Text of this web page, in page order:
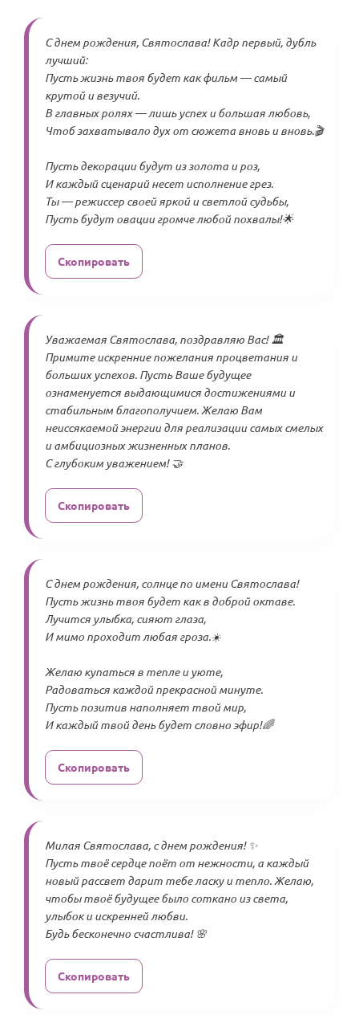
С днем рождения, Святослава! Кадр первый, дубль
лучший:
Пусть жизнь твоя будет как фильм — самый
крутой и везучий.
В главных ролях — лишь успех и большая любовь,
Чтоб захватывало дух от сюжета вновь и вновь.🎬
Пусть декорации будут из золота и роз,
И каждый сценарий несет исполнение грез.
Ты — режиссер своей яркой и светлой судьбы,
Пусть будут овации громче любой похвалы!🌟
Скопировать
Уважаемая Святослава, поздравляю Вас! 🏛️
Примите искренние пожелания процветания и
больших успехов. Пусть Ваше будущее
ознаменуется выдающимися достижениями и
стабильным благополучием. Желаю Вам
неиссякаемой энергии для реализации самых смелых
и амбициозных жизненных планов.
С глубоким уважением! 🤝
Скопировать
С днем рождения, солнце по имени Святослава!
Пусть жизнь твоя будет как в доброй октаве.
Лучится улыбка, сияют глаза,
И мимо проходит любая гроза.☀️
Желаю купаться в тепле и уюте,
Радоваться каждой прекрасной минуте.
Пусть позитив наполняет твой мир,
И каждый твой день будет словно эфир!🌈
Скопировать
Милая Святослава, с днем рождения! ✨
Пусть твоё сердце поёт от нежности, а каждый
новый рассвет дарит тебе ласку и тепло. Желаю,
чтобы твоё будущее было соткано из света,
улыбок и искренней любви.
Будь бесконечно счастлива! 🌸
Скопировать